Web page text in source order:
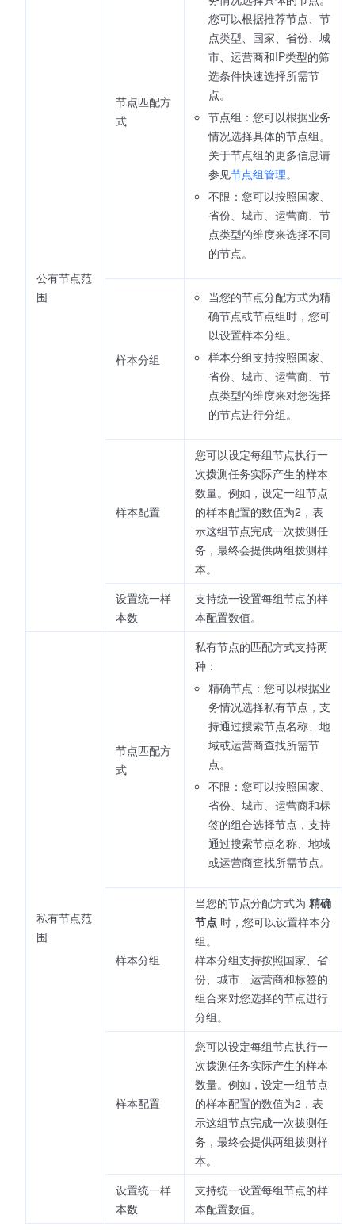
公有节点范
围
节点匹配方
式
您可以根据推荐节点、节
点类型、国家、省份、城
市、运营商和IP类型的筛
选条件快速选择所需节
点。
节点组：您可以根据业务
情况选择具体的节点组。
关于节点组的更多信息请
参见节点组管理。
不限：您可以按照国家、
省份、城市、运营商、节
点类型的维度来选择不同
的节点。
样本分组
当您的节点分配方式为精
确节点或节点组时，您可
以设置样本分组。
样本分组支持按照国家、
省份、城市、运营商、节
点类型的维度来对您选择
的节点进行分组。
样本配置
您可以设定每组节点执行一
次拨测任务实际产生的样本
数量。例如，设定一组节点
的样本配置的数值为2，表
示这组节点完成一次拨测任
务，最终会提供两组拨测样
本。
设置统一样
本数
支持统一设置每组节点的样
本配置数值。
私有节点范
围
节点匹配方
式
私有节点的匹配方式支持两
种：
精确节点：您可以根据业
务情况选择私有节点，支
持通过搜索节点名称、地
域或运营商查找所需节
点。
不限：您可以按照国家、
省份、城市、运营商和标
签的组合选择节点，支持
通过搜索节点名称、地域
或运营商查找所需节点。
样本分组
当您的节点分配方式为 精确
节点 时，您可以设置样本分
组。
样本分组支持按照国家、省
份、城市、运营商和标签的
组合来对您选择的节点进行
分组。
样本配置
您可以设定每组节点执行一
次拨测任务实际产生的样本
数量。例如，设定一组节点
的样本配置的数值为2，表
示这组节点完成一次拨测任
务，最终会提供两组拨测样
本。
设置统一样
本数
支持统一设置每组节点的样
本配置数值。